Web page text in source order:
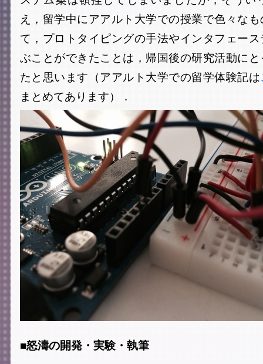
え，留学中にアアルト大学での授業で色々な
て，プロトタイピングの手法やインタフェー
ぶことができたことは，帰国後の研究活動に
たと思います（アアルト大学での留学体験記は
まとめてあります）．
■怒濤の開発・実験・執筆